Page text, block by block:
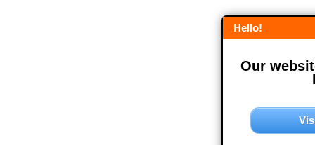
Hello!
Our